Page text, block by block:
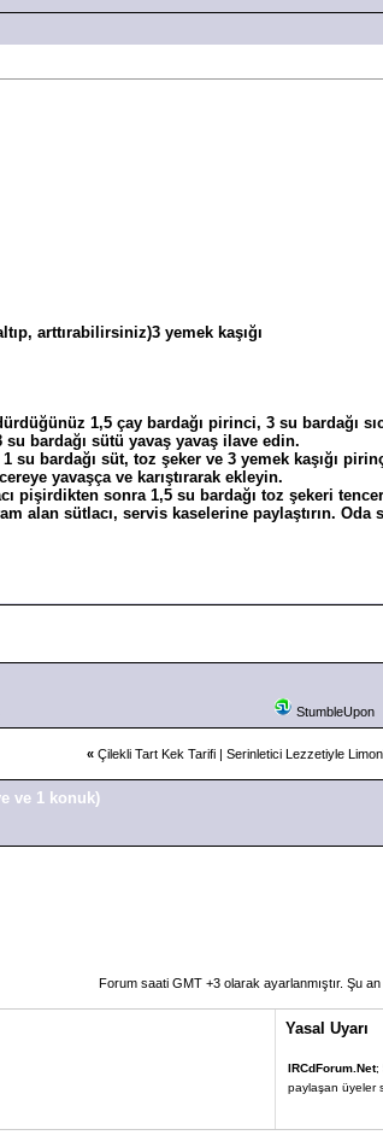
arttırabilirsiniz)3 yemek kaşığı
1,5 çay bardağı pirinci, 3 su bardağı
bardağı sütü yavaş yavaş ilave edin.
1 su bardağı süt, toz şeker ve 3 yemek kaşığı
yavaşça ve karıştırarak ekleyin.
pişirdikten sonra 1,5 su bardağı toz şekeri
alan sütlacı, servis kaselerine paylaştırın.
StumbleUpon
« Çilekli Tart Kek Tarifi| Serinletici Lezzetiyle
ve 1 konuk)
Forum saati GMT +3 olarak ayarlanmıştır. Şu
Yasal Uyarı
IRCdForum.Net;
paylaşan üyeler